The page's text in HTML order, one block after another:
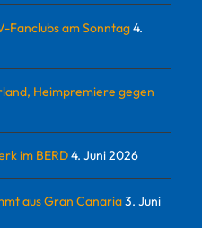
Fanclubs am Sonntag4.
Heimpremiere gegen
im BERD4. Juni 2026
aus Gran Canaria3. Juni